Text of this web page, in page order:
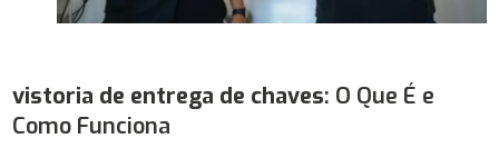
vistoria de entrega de chaves: O Que É e
Como Funciona